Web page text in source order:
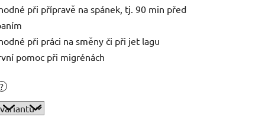
při přípravě na spánek, tj. 90 min před
při práci na směny či při jet lagu
pomoc při migrénách
?